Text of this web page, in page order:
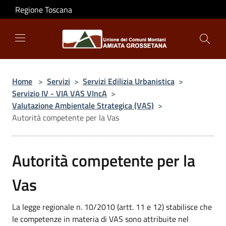
Salta al contenuto principale
Regione Toscana
Home > Servizi > Servizi Edilizia Urbanistica >
Servizio IV - VIA VAS VIncA >
Valutazione Ambientale Strategica (VAS) >
Autorità competente per la Vas
Autorità competente per la
Vas
La legge regionale n. 10/2010 (artt. 11 e 12) stabilisce che
le competenze in materia di VAS sono attribuite nel